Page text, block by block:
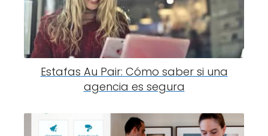
Estafas Au Pair: Cómo saber si una
agencia es segura